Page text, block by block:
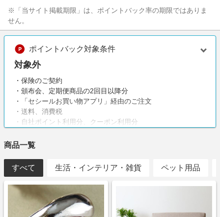
※「当サイト掲載期限」は、ポイントバック率の期限ではありま
せん。
ポイントバック対象条件
対象外
・保険のご契約
・頒布会、定期便商品の2回目以降分
・「セシールお買い物アプリ」経由のご注文
・送料、消費税
・自社ポイント利用分、クーポン利用分
・登録不備
注意事項
・値引金額を差し引いた購入金額がポイント対象となります
商品一覧
すべて 生活・インテリア・雑貨 ペット用品